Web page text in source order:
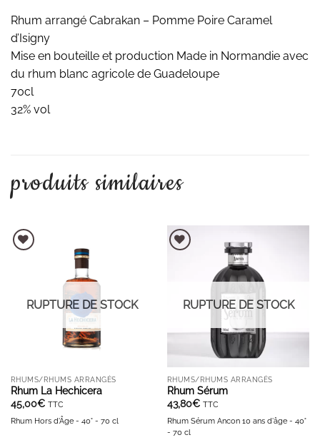
Rhum arrangé Cabrakan – Pomme Poire Caramel
d’Isigny
Mise en bouteille et production Made in Normandie avec
du rhum blanc agricole de Guadeloupe
70cl
32% vol
produits similaires
RUPTURE DE STOCK
RHUMS/RHUMS ARRANGÉS
Rhum La Hechicera
45,00€ TTC
Rhum Hors d'Âge - 40° - 70 cl
AJOUTER À LA LISTE D'ENVIES
RUPTURE DE STOCK
RHUMS/RHUMS ARRANGÉS
Rhum Sérum
43,80€ TTC
Rhum Sérum Ancon 10 ans d'âge - 40°
- 70 cl